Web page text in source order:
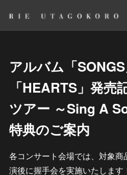
アルバム「
「HEARTS」発売
ツアー ～Sing A
特典のご案内
各コンサート会場では、対象
演後に握手会を実施いたします